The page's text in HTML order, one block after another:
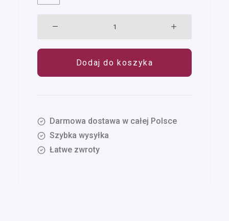
Low
Suede
Dodaj do koszyka
Darmowa dostawa w całej Polsce
Szybka wysyłka
Łatwe zwroty